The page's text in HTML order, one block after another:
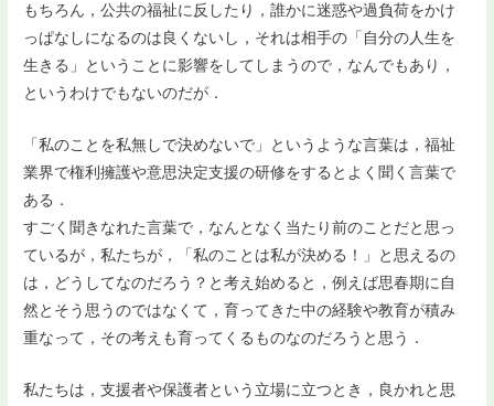
もちろん，公共の福祉に反したり，誰かに迷惑や過負荷をかけ
っぱなしになるのは良くないし，それは相手の「自分の人生を
生きる」ということに影響をしてしまうので，なんでもあり，
というわけでもないのだが．
「私のことを私無しで決めないで」というような言葉は，福祉
業界で権利擁護や意思決定支援の研修をするとよく聞く言葉で
ある．
すごく聞きなれた言葉で，なんとなく当たり前のことだと思っ
ているが，私たちが，「私のことは私が決める！」と思えるの
は，どうしてなのだろう？と考え始めると，例えば思春期に自
然とそう思うのではなくて，育ってきた中の経験や教育が積み
重なって，その考えも育ってくるものなのだろうと思う．
私たちは，支援者や保護者という立場に立つとき，良かれと思